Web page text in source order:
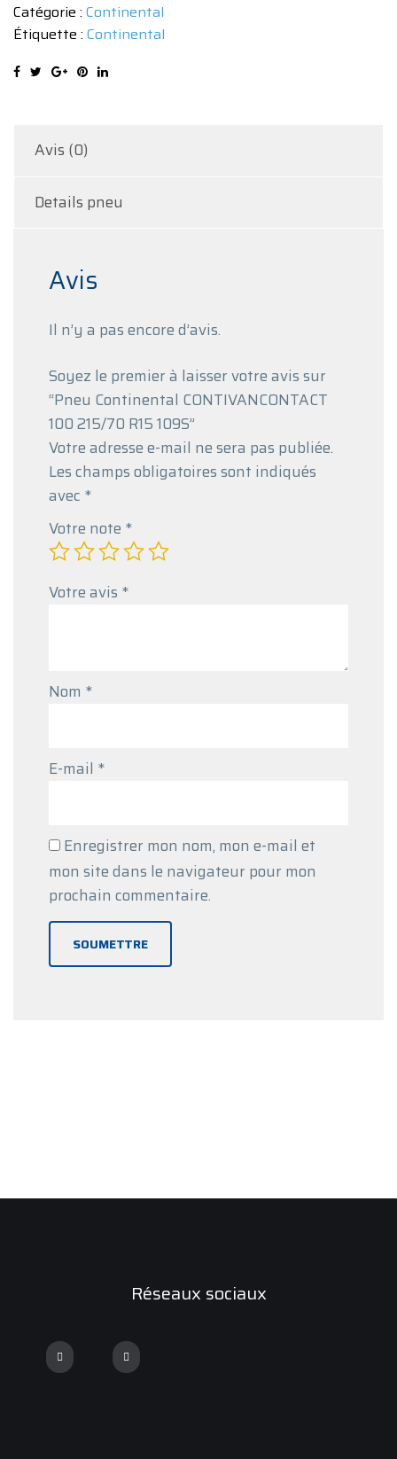
CONTIVANCONTACT
100
215/70
Catégorie : Continental
Étiquette : Continental
Avis (0)
Details pneu
Avis
Il n’y a pas encore d’avis.
Soyez le premier à laisser votre avis sur
“Pneu Continental CONTIVANCONTACT
100 215/70 R15 109S”
Votre adresse e-mail ne sera pas publiée.
Les champs obligatoires sont indiqués
avec *
Votre note *
Votre avis *
Nom *
E-mail *
Enregistrer mon nom, mon e-mail et
mon site dans le navigateur pour mon
prochain commentaire.
Réseaux sociaux